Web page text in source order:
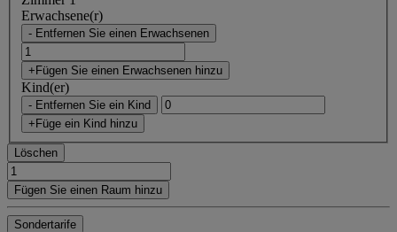
Erwachsene(r)
- Entfernen Sie einen Erwachsenen
+Fügen Sie einen Erwachsenen hinzu
Kind(er)
- Entfernen Sie ein Kind
+Füge ein Kind hinzu
Löschen
Fügen Sie einen Raum hinzu
Sondertarife